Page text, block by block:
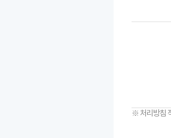
※ 처리방침